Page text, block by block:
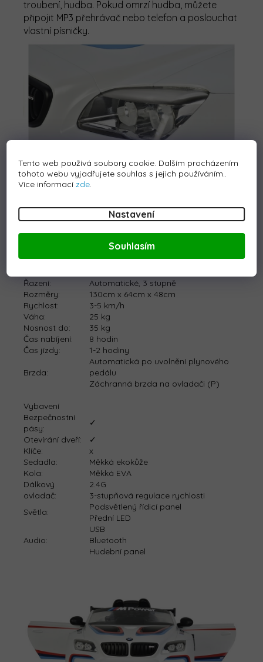
Tento web používá soubory cookie. Dalším procházením
tohoto webu vyjadřujete souhlas s jejich používáním..
Více informacízde.
Nastavení
Souhlasím
troubení, hudba. Pokud omrzí hudba, můžete
připojit MP3 přehrávač nebo telefon a poslouchat
vlastní písničky.
Model:
BMW M6 GT3
Motor:
2x45W
Řazení:
Automatické, 3 stupně
Rozměry:
130cm x 64cm x 48cm
Rychlost:
3-5 km/h
Váha:
25 kg
Nosnost do:
35 kg
Čas nabíjení:
8 hodin
Čas jízdy:
1-2 hodiny
Brzda:
Automatická po uvolnění plynového
pedálu
Záchranná brzda na ovladači (P)
Vybavení
Bezpečnostní
pásy:
✓
Otevírání dveří:
✓
Klíče:
x
Sedadla:
Měkká ekokůže
Kola:
Měkká EVA
Dálkový
ovladač:
2.4G
3-stupňová regulace rychlosti
Světla:
Podsvětlený řídicí panel
Přední LED
Audio:
USB
Bluetooth
Hudební panel